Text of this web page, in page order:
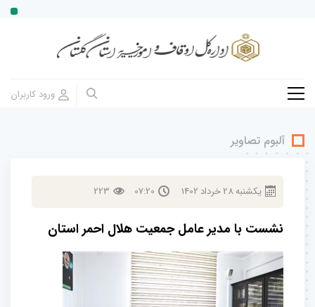
آلبوم تصاویر
يكشنبه28خرداد 1402
07:20
223
نشست با مدیر عامل جمعیت هلال احمر استان